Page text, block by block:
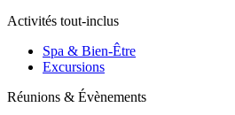
Activités tout-inclus
Spa & Bien-Être
Excursions
Réunions & Évènements